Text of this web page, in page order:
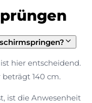
hier entscheidend.
140 cm.
ist die Anwesenheit